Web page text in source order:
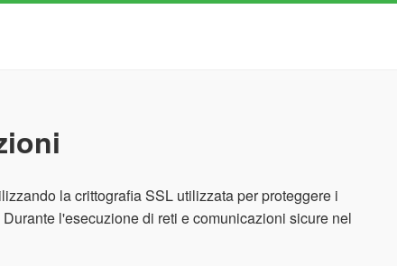
la crittografia SSL utilizzata per proteggere i
Durante l'esecuzione di reti e comunicazioni sicure nel